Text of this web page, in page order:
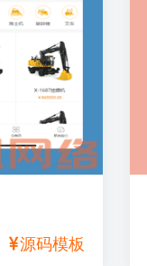
源码模板